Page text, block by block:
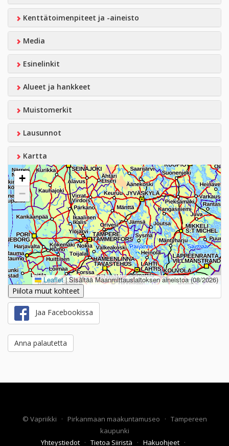
Kenttätoimenpiteet ja -aineisto
Media
Esinelinkit
Alueet ja hankkeet
Muistomerkit
Lausunnot
Kartta
+
−
Leaflet |Sisältää Maanmittauslaitoksen aineistoa (08/2026)
Piilota muut kohteet
Jaa Facebookissa
Anna palautetta
© Vapriikki · Pirkanmaan maakuntamuseo · Tampereen
kaupunki
Yhteystiedot · Tietoa Siiristä · Hakuohjeet ·